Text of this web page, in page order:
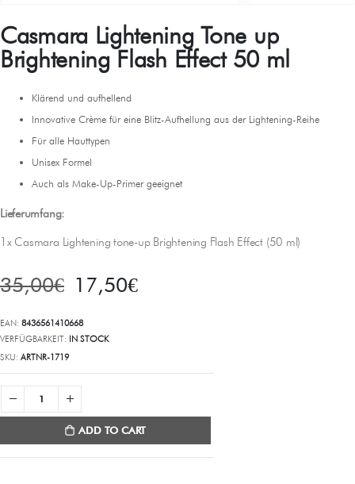
Casmara Lightening Tone up
Brightening Flash Effect 50 ml
Klärend und aufhellend
Innovative Crème für eine Blitz-Aufhellung aus der Lightening-Reihe
Für alle Hauttypen
Unisex Formel
Auch als Make-Up-Primer geeignet
Lieferumfang:
1x Casmara Lightening tone-up Brightening Flash Effect (50 ml)
35,00€ 17,50€
EAN: 8436561410668
VERFÜGBARKEIT: IN STOCK
SKU: ARTNR-1719
ADD TO CART